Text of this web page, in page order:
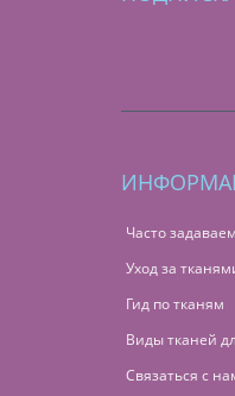
Часто
Уход за
Гид по тканям
Виды тканей
Связаться с